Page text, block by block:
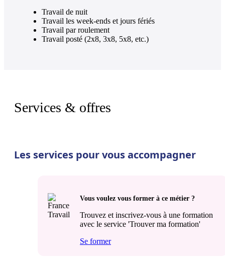
Travail de nuit
Travail les week-ends et jours fériés
Travail par roulement
Travail posté (2x8, 3x8, 5x8, etc.)
Services & offres
Les services pour vous accompagner
Vous voulez vous former à ce métier ?
Trouvez et inscrivez-vous à une formation
avec le service 'Trouver ma formation'
Se former